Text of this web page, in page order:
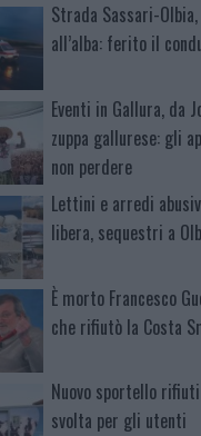
Strada Sassari-
all’alba: ferito il
Eventi in Gallura, da
zuppa gallurese: gli
non perdere
Lettini e arredi
libera, sequestri a
È morto Francesco
che rifiutò la Costa
Nuovo sportello rifiuti
svolta per gli utenti